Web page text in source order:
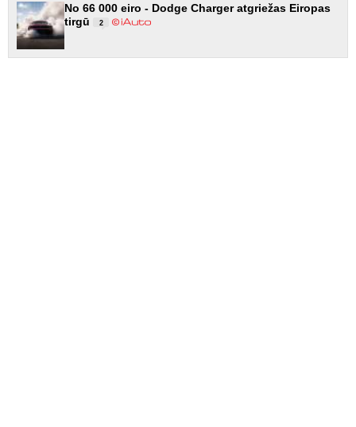
No 66 000 eiro - Dodge Charger atgriežas Eiropas
tirgū
2